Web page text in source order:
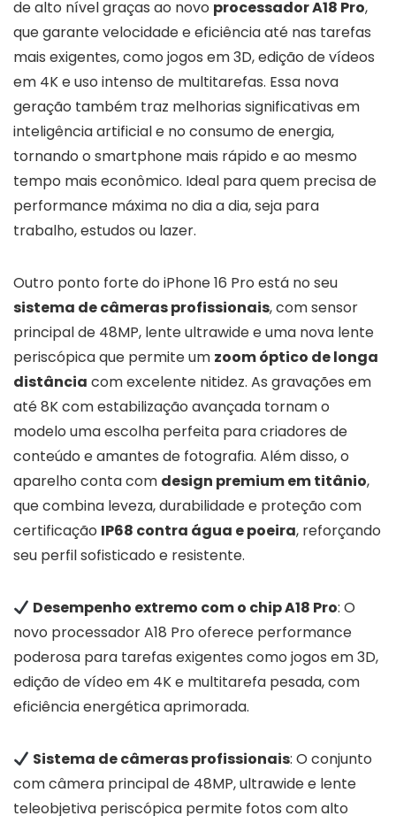
de alto nível graças ao novo processador A18 Pro,
que garante velocidade e eficiência até nas tarefas
mais exigentes, como jogos em 3D, edição de vídeos
em 4K e uso intenso de multitarefas. Essa nova
geração também traz melhorias significativas em
inteligência artificial e no consumo de energia,
tornando o smartphone mais rápido e ao mesmo
tempo mais econômico. Ideal para quem precisa de
performance máxima no dia a dia, seja para
trabalho, estudos ou lazer.
Outro ponto forte do iPhone 16 Pro está no seu
sistema de câmeras profissionais, com sensor
principal de 48MP, lente ultrawide e uma nova lente
periscópica que permite um zoom óptico de longa
distância com excelente nitidez. As gravações em
até 8K com estabilização avançada tornam o
modelo uma escolha perfeita para criadores de
conteúdo e amantes de fotografia. Além disso, o
aparelho conta com design premium em titânio,
que combina leveza, durabilidade e proteção com
certificação IP68 contra água e poeira, reforçando
seu perfil sofisticado e resistente.
Desempenho extremo com o chip A18 Pro: O
novo processador A18 Pro oferece performance
poderosa para tarefas exigentes como jogos em 3D,
edição de vídeo em 4K e multitarefa pesada, com
eficiência energética aprimorada.
Sistema de câmeras profissionais: O conjunto
com câmera principal de 48MP, ultrawide e lente
teleobjetiva periscópica permite fotos com alto